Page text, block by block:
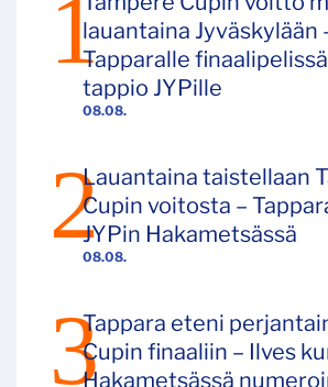
08.08.
lauantaina Jyväskylään
Tapparalle
tappio JYPille
08.08.
Lauantaina taistellaan
Cupin voitosta –
JYPin Hakametsässä
Tappara eteni
Cupin finaaliin – Ilves
Hakametsässä